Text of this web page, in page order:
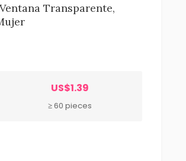
Transparente,
US$1.39
≥ 60 pieces